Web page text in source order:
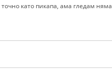
като пикапа, ама гледам няма